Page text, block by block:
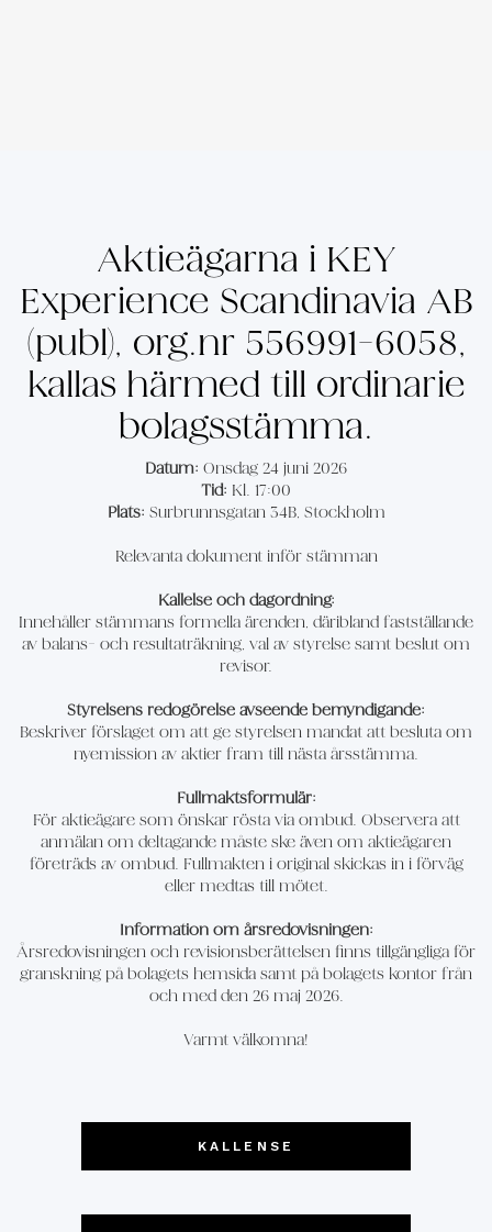
Aktieägarna i KEY
Experience Scandinavia AB
(publ), org.nr 556991-6058,
kallas härmed till ordinarie
bolagsstämma.
Datum: Onsdag 24 juni 2026
Tid: Kl. 17:00
Plats: Surbrunnsgatan 34B, Stockholm
Relevanta dokument inför stämman
Kallelse och dagordning:
Innehåller stämmans formella ärenden, däribland fastställande
av balans- och resultaträkning, val av styrelse samt beslut om
revisor.
Styrelsens redogörelse avseende bemyndigande:
Beskriver förslaget om att ge styrelsen mandat att besluta om
nyemission av aktier fram till nästa årsstämma.
Fullmaktsformulär:
För aktieägare som önskar rösta via ombud. Observera att
anmälan om deltagande måste ske även om aktieägaren
företräds av ombud. Fullmakten i original skickas in i förväg
eller medtas till mötet.
Information om årsredovisningen:
Årsredovisningen och revisionsberättelsen finns tillgängliga för
granskning på bolagets hemsida samt på bolagets kontor från
och med den 26 maj 2026.
Varmt välkomna!
KALLENSE